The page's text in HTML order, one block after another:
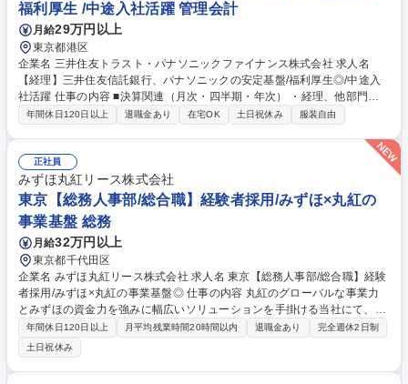
福利厚生 /中途入社活躍 管理会計
月給29万円以上
東京都港区
企業名 三井住友トラスト・パナソニックファイナンス株式会社 求人名
【経理】三井住友信託銀行、パナソニックの安定基盤/福利厚生◎/中途入
社活躍 仕事の内容 ■決算関連（月次・四半期・年次） ・経理、他部門が
作成した残高明細の確認、決算数値・帳簿のチェック ・監査法人対応（四
作成（親会社への提出資料） ・会社法・金商法決算の作成補助 ■申告 ■税
務関連 ・税金関係業務の補助的作業 （法人税、消費税、その他税金の申
告、納付業務） 【研修体制】外部研修/OJT研修を実施します。金融未経
験でもご安心ください！ 募集職種 【経理】三井住友信託銀行、パナソニ
ックの安定基盤/福利厚生◎/中途入社活躍
年間休日120日以上 退職金あり 在宅OK 土日祝休み 服装自由
正社員
みずほ丸紅リース株式会社
東京【総務人事部/総合職】経験者採用/みずほ×丸紅の
事業基盤 総務
月給32万円以上
東京都千代田区
企業名 みずほ丸紅リース株式会社 求人名 東京【総務人事部/総合職】経験
者採用/みずほ×丸紅の事業基盤◎ 仕事の内容 丸紅のグローバルな事業力
とみずほの資金力を強みに幅広いソリューションを手掛ける当社にて、総
務人事担当として人事制度や組織基盤の強化を担います。人事制度や人材
育成施策をブラッシュアップいただきます。 【業務詳細】 ▼人事制度
（評価・報酬等）の運営・改善・企画 ▼労務・給与・福利厚生領域の制度
運営 ▼要員計画の策定 ▼研修体系・人材育成施策の企画立案 ▼中途・新
年間休日120日以上 月平均残業時間20時間以内 退職金あり
完全週休2日制
土日祝休み